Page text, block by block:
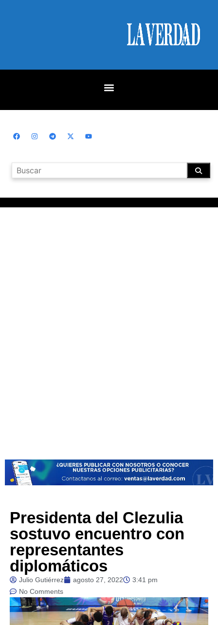
Presidenta del Clezulia
sostuvo encuentro con
representantes
diplomáticos
Julio Gutiérrez agosto 27, 2022
3:41 pm
No Comments